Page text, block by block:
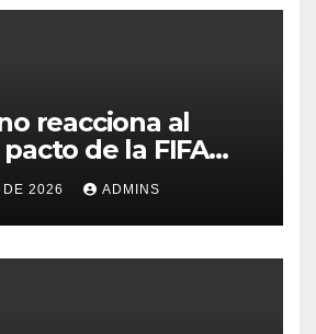
reacciona al
de la FIFA
para acoger la
2030:
ser en España»
DE 2026 ADMINS